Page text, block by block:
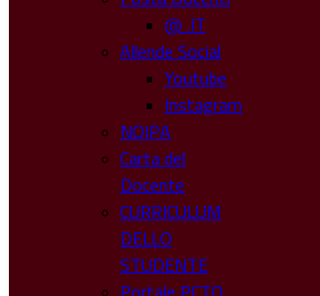
@ .IT
Allende Social
Youtube
Instagram
NOIPA
Carta del
Docente
CURRICULUM
DELLO
STUDENTE